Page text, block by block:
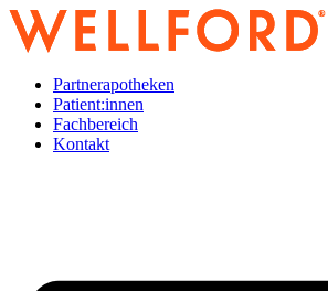
Zum
Inhalt
wechseln
Partnerapotheken
Patient:innen
Fachbereich
Kontakt